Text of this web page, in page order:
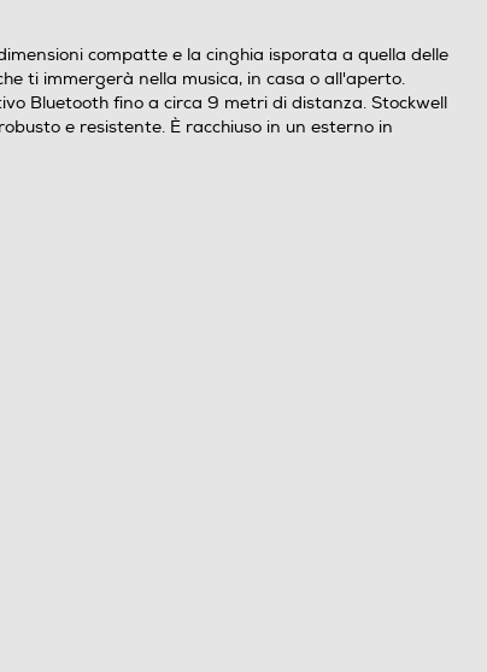
compatte e la cinghia isporata a quella delle
ti immergerà nella musica, in casa o all'aperto.
Bluetooth fino a circa 9 metri di distanza. Stockwell
e resistente. È racchiuso in un esterno in